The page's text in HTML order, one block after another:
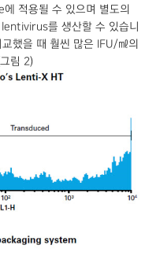
적용될 수 있으며 별도의
를 생산할 수 있습니
했을 때 훨씬 많은 IFU/㎖의
림 2)